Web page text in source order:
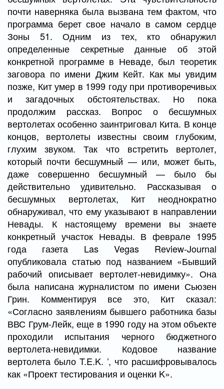
почти наверняка была вызвана тем фактом, что
программа берет свое начало в самом сердце
Зоны 51. Одним из тех, кто обнаружил
определенные секретные данные об этой
конкретной программе в Неваде, был теоретик
заговора по имени Джим Кейт. Как мы увидим
позже, Кит умер в 1999 году при противоречивых
и загадочных обстоятельствах. Но пока
продолжим рассказ. Вопрос о бесшумных
вертолетах особенно заинтриговал Кита. В конце
концов, вертолеты известны своим глубоким,
глухим звуком. Так что встретить вертолет,
который почти бесшумный — или, может быть,
даже совершенно бесшумный — было бы
действительно удивительно. Рассказывая о
бесшумных вертолетах, Кит неоднократно
обнаруживал, что ему указывают в направлении
Невады. К настоящему времени вы знаете
конкретный участок Невады. В феврале 1995
года газета Las Vegas Review-Journal
опубликовала статью под названием «Бывший
рабочий описывает вертолет-невидимку». Она
была написана журналистом по имени Сьюзен
Грин. Комментируя все это, Кит сказал:
«Согласно заявлениям бывшего работника базы
ВВС Грум-Лейк, еще в 1990 году на этом объекте
проходили испытания черного бюджетного
вертолета-невидимки. Кодовое название
вертолета было T.E.K. ’, что расшифровывалось
как «Проект тестирования и оценки K».